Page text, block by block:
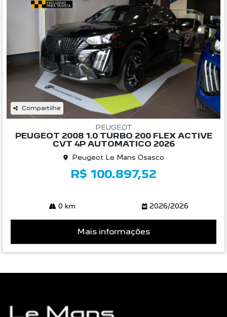
Compartilhe
PEUGEOT
PEUGEOT 2008 1.0 TURBO 200 FLEX ACTIVE
CVT 4P AUTOMATICO 2026
Peugeot Le Mans Osasco
R$ 100.897,52
0 km 2026/2026
Mais informações